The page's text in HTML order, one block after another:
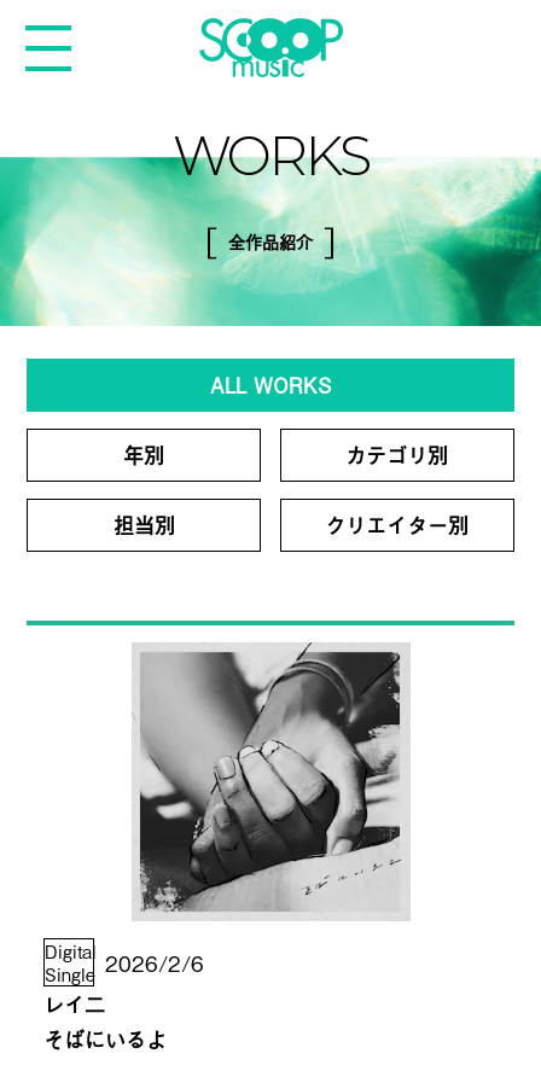
WORKS
全作品紹介
ALL WORKS
年別 カテゴリ別
担当別 クリエイター別
Digital
Single 2026/2/6
レイ二
そばにいるよ